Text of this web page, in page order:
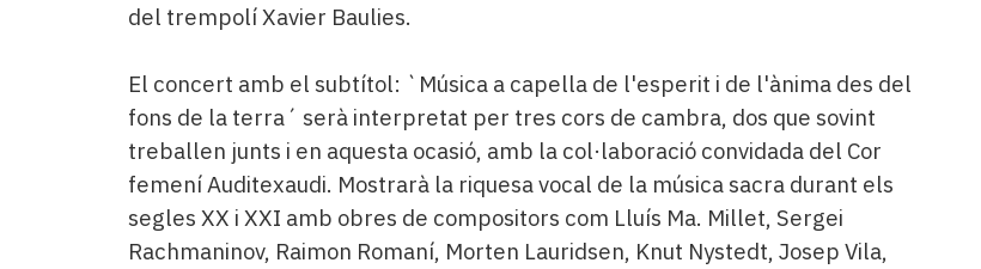
newsletter
del trempolí Xavier Baulies.
El concert amb el subtítol: `Música a capella de l'esperit i de l'ànima des del
fons de la terra´ serà interpretat per tres cors de cambra, dos que sovint
treballen junts i en aquesta ocasió, amb la col·laboració convidada del Cor
femení Auditexaudi. Mostrarà la riquesa vocal de la música sacra durant els
segles XX i XXI amb obres de compositors com Lluís Ma. Millet, Sergei
Rachmaninov, Raimon Romaní, Morten Lauridsen, Knut Nystedt, Josep Vila,